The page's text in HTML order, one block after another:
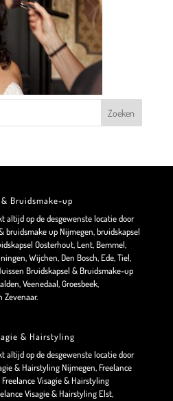
Bruidsmake-up
altijd op de desgewenste locatie door
bruidsmake up Nijmegen, bruidskapsel
Oosterhout, Lent, Bemmel,
Wijchen, Den Bosch, Ede, Tiel,
Bruidskapsel & Bruidsmake-up
Veenedaal, Groesbeek,
Zevenaar.
& Hairstyling
altijd op de desgewenste locatie door
& Hairstyling Nijmegen, Freelance
Visagie & Hairstyling
Visagie & Hairstyling Elst,